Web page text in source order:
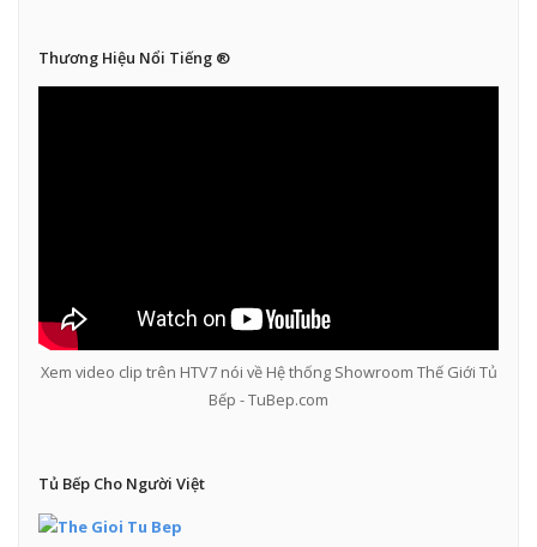
Thương Hiệu Nổi Tiếng ®​
Xem video clip trên HTV7 nói về Hệ thống Showroom Thế Giới Tủ
Bếp - TuBep.com
Tủ Bếp Cho Người Việt